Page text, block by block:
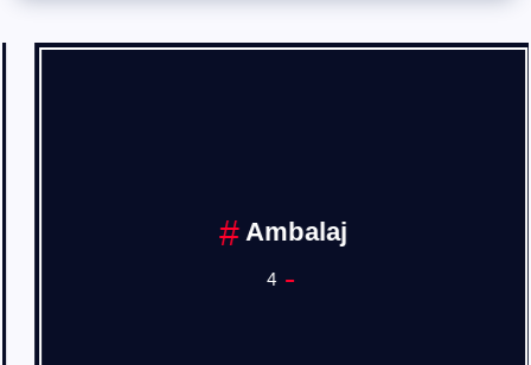
Ambalaj
4